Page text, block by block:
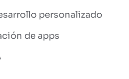
personalizado
de apps